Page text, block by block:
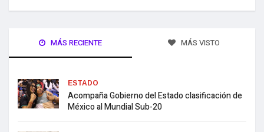
MÁS RECIENTE MÁS VISTO
ESTADO
Acompaña Gobierno del Estado clasificación de
México al Mundial Sub-20